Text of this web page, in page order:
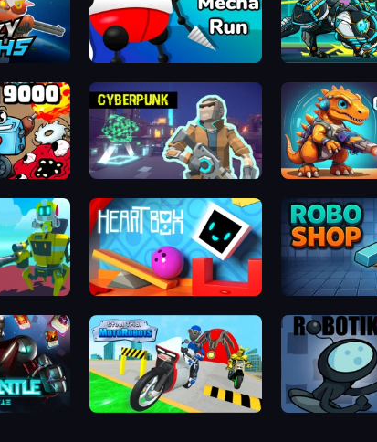
Robot
Mecha Run
Crazy Mechs
Cyberpunk: Resistance
Kill-BOI 9000
Heart Box
Little Robot
Moto Robots: Steel Trial
Megabattle